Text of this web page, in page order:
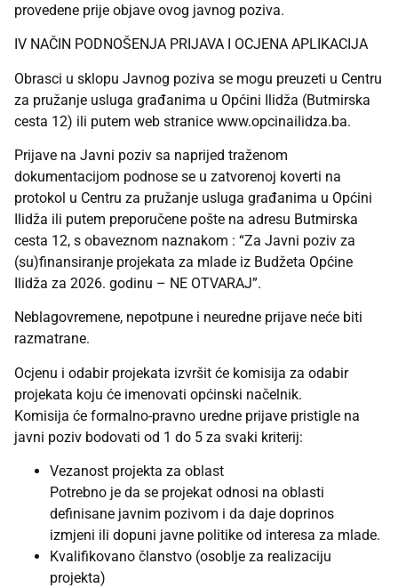
provedene prije objave ovog javnog poziva.
IV NAČIN PODNOŠENJA PRIJAVA I OCJENA APLIKACIJA
Obrasci u sklopu Javnog poziva se mogu preuzeti u Centru
za pružanje usluga građanima u Općini Ilidža (Butmirska
cesta 12) ili putem web stranice www.opcinailidza.ba.
Prijave na Javni poziv sa naprijed traženom
dokumentacijom podnose se u zatvorenoj koverti na
protokol u Centru za pružanje usluga građanima u Općini
Ilidža ili putem preporučene pošte na adresu Butmirska
cesta 12, s obaveznom naznakom : “Za Javni poziv za
(su)finansiranje projekata za mlade iz Budžeta Općine
Ilidža za 2026. godinu – NE OTVARAJ”.
Neblagovremene, nepotpune i neuredne prijave neće biti
razmatrane.
Ocjenu i odabir projekata izvršit će komisija za odabir
projekata koju će imenovati općinski načelnik.
Komisija će formalno-pravno uredne prijave pristigle na
javni poziv bodovati od 1 do 5 za svaki kriterij:
Vezanost projekta za oblast
Potrebno je da se projekat odnosi na oblasti
definisane javnim pozivom i da daje doprinos
izmjeni ili dopuni javne politike od interesa za mlade.
Kvalifikovano članstvo (osoblje za realizaciju
projekta)